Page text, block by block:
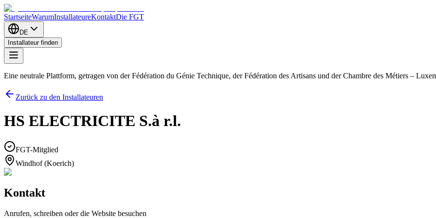
StartseiteWarumInstallateureKontaktDie FGT
DE
Installateur finden
Eine neutrale Plattform, getragen von der Fédération du Génie Technique, der Fédération des Artisans und der Chambre des Métiers –
Zurück zu den Installateuren
HS ELECTRICITE S.à r.l.
FGT-Mitglied
Windhof (Koerich)
Kontakt
Anrufen, schreiben oder die Website besuchen